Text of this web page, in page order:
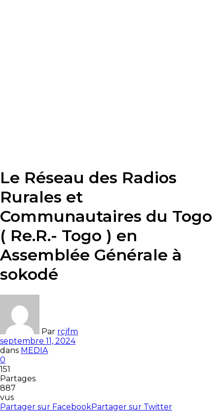
Le Réseau des Radios
Rurales et
Communautaires du Togo
( Re.R.- Togo ) en
Assemblée Générale à
sokodé
Par rcjfm
septembre 11, 2024
dans MEDIA
0
151
Partages
887
vus
Partager sur FacebookPartager sur Twitter